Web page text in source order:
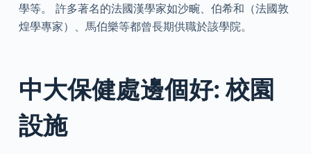
學等。 許多著名的法國漢學家如沙畹、伯希和（法國敦
煌學專家）、馬伯樂等都曾長期供職於該學院。
中大保健處邊個好: 校園
設施